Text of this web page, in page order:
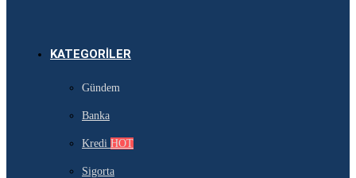
KATEGORILER
Gündem
Banka
Kredi HOT
Sigorta